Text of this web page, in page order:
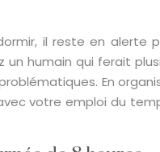
il reste en alerte
un humain qui ferait
En
votre emploi du